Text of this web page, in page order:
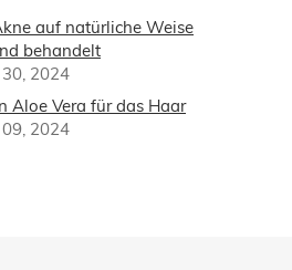
auf natürliche Weise
behandelt
2024
Aloe Vera für das Haar
2024